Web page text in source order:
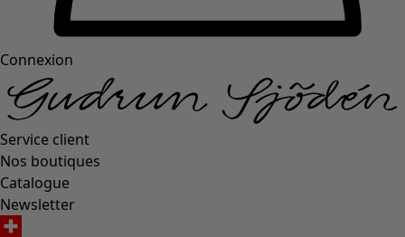
Connexion
Service client
Nos boutiques
Catalogue
Newsletter